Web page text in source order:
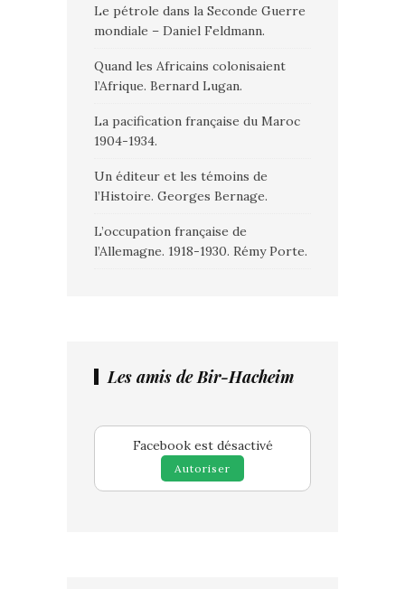
Le pétrole dans la Seconde Guerre
mondiale – Daniel Feldmann.
Quand les Africains colonisaient
l’Afrique. Bernard Lugan.
La pacification française du Maroc
1904-1934.
Un éditeur et les témoins de
l’Histoire. Georges Bernage.
L’occupation française de
l’Allemagne. 1918-1930. Rémy Porte.
Les amis de Bir-Hacheim
Facebook est désactivé
Autoriser